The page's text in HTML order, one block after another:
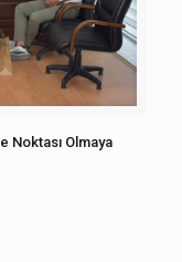
Noktası Olmaya